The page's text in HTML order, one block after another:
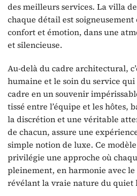
des meilleurs services. La villa
chaque détail est
confort et émotion, dans une
et silencieuse.
Au-delà du cadre architectural,
humaine et le soin du service
cadre en un souvenir
tissé entre l’équipe et les hôtes,
la discrétion et une véritable
de chacun, assure une
simple notion de luxe. Ce
privilégie une approche où
pleinement, en harmonie avec
révélant la vraie nature du quiet